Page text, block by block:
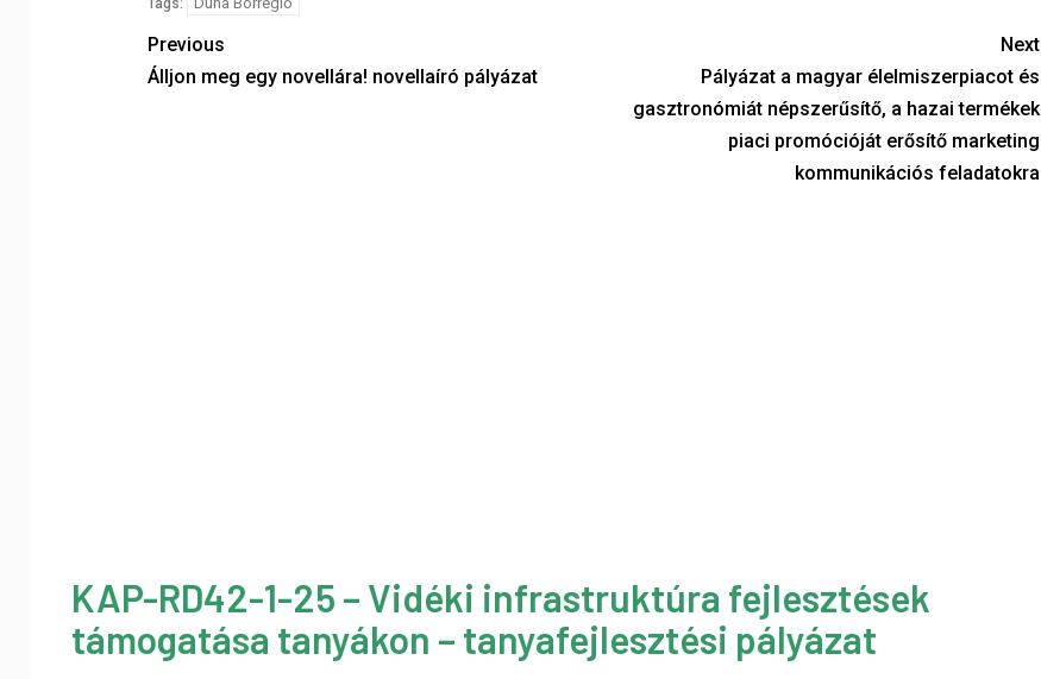
Tags:
Previous
Álljon meg egy novellára! novellaíró pályázat
Next
Pályázat a magyar élelmiszerpiacot és
gasztronómiát népszerűsítő, a hazai termékek
piaci promócióját erősítő marketing
kommunikációs feladatokra
KAP-RD42-1-25 – Vidéki infrastruktúra fejlesztések
támogatása tanyákon – tanyafejlesztési pályázat